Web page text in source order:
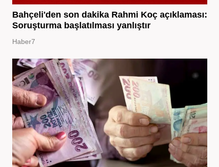
Bahçeli'den son dakika Rahmi Koç açıklaması:
Soruşturma başlatılması yanlıştır
Haber7